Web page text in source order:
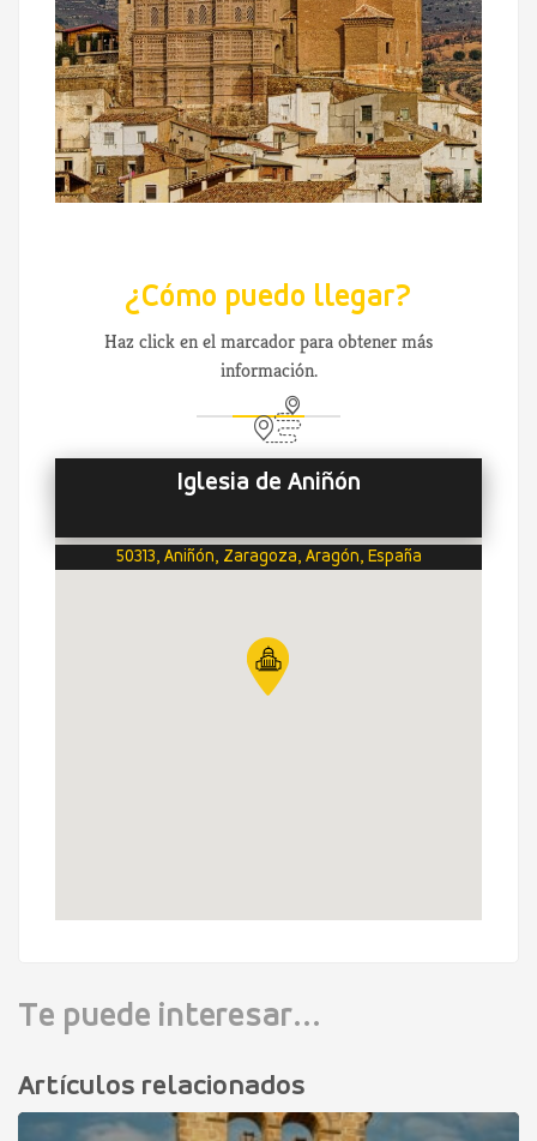
¿Cómo puedo llegar?
Haz click en el marcador para obtener más
información.
Iglesia de Aniñón
50313, Aniñón, Zaragoza, Aragón, España
Te puede interesar...
Artículos relacionados